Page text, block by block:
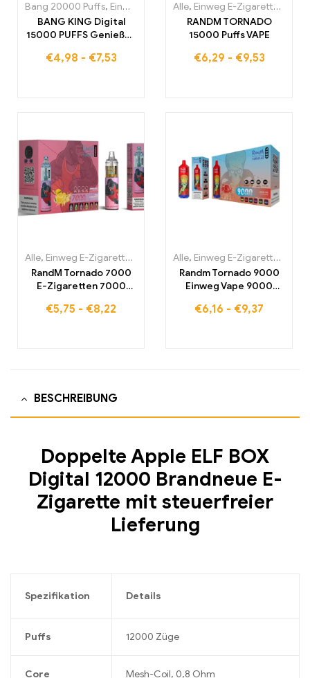
Bang 20000 Puffs, Einweg E-Zigaretten ,Einweg-E-Zigaretten
BANG KING Digital
15000 PUFFS Genießen
Nebelungserlebnis
€4,98 - €7,53
Alle, Einweg E-Zigaretten
RANDM TORNADO
15000 Puffs VAPE
€6,29 - €9,53
Alle, Einweg E-Zigaretten Einweg-E-Zigaretten Belgien,
RandM Tornado 7000
E-Zigaretten 7000
lagerraum
€5,75 - €8,22
Alle, Einweg E-Zigaretten
Randm Tornado 9000
Einweg Vape 9000
€6,16 - €9,37
BESCHREIBUNG
Doppelte Apple ELF BOX
Digital 12000 Brandneue E-
Zigarette mit steuerfreier
Lieferung
Spezifikation Details
Puffs 12000 Züge
Core Mesh-Coil, 0,8 Ohm